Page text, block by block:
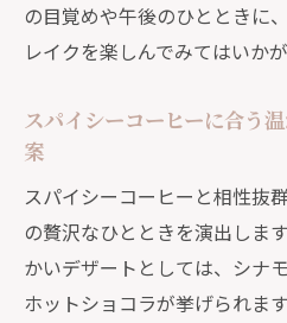
の目覚めや午後のひとときに
レイクを楽しんでみてはいか
スパイシーコーヒーに合う
案
スパイシーコーヒーと相性抜
の贅沢なひとときを演出しま
かいデザートとしては、シナ
ホットショコラが挙げられま